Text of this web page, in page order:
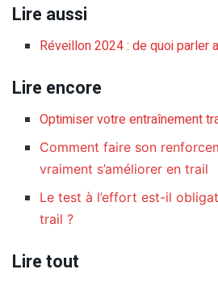
Lire aussi
Réveillon 2024 : de quoi parler
Lire encore
Optimiser votre entraînement
Comment faire son
vraiment s’améliorer en trail
Le test à l’effort est-il
trail ?
Lire tout